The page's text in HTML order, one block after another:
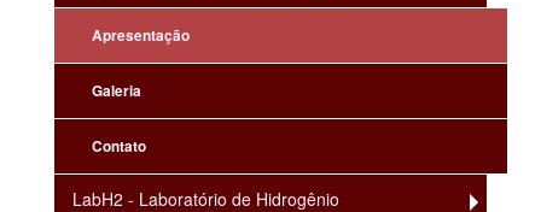
Apresentação
Galeria
Contato
LabH2 - Laboratório de Hidrogênio